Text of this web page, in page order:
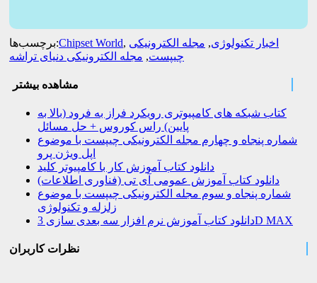
برچسب‌ها:Chipset World, اخبار تکنولوژی, مجله الکترونیکی
چیپست, مجله الکترونیکی دنیای تراشه
مشاهده بیشتر
کتاب شبکه های کامپیوتری رویکرد فراز به فرود (بالا به
پایین) راس کوروس + حل مسائل
شماره پنجاه و چهارم مجله الکترونیکی چیپست با موضوع
اپل ویژن پرو
دانلود کتاب آموزش کار با کامپیوتر کلید
دانلود کتاب آموزش عمومی آی تی (فناوری اطلاعات)
شماره پنجاه و سوم مجله الکترونیکی چیپست با موضوع
زلزله و تکنولوژی
دانلود کتاب آموزش نرم افزار سه بعدی سازی 3D MAX
نظرات کاربران